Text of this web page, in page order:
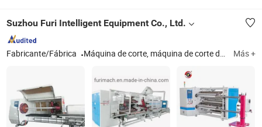
Suzhou Furi Intelligent Equipment Co., Ltd.
Fabricante/Fábrica Máquina de corte, máquina de corte de rollos, máquina de rebobinado, máquina de embalaje, máquina de corte de núcleos de papel Más +